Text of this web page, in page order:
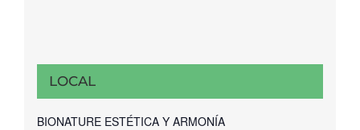
LOCAL
BIONATURE ESTÉTICA Y ARMONÍA